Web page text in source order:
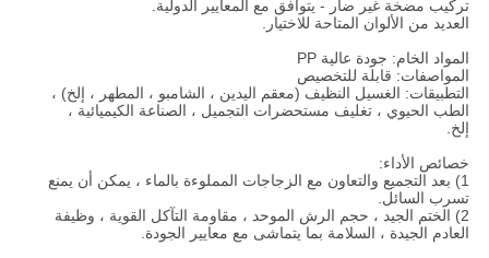
تركيب مضخة غير ضار - يتوافق مع المعايير الدولية.
العديد من الألوان المتاحة للاختيار.
المواد الخام: جودة عالية PP
المواصفات: قابلة للتخصيص
التطبيقات: الغسيل النظيف (معقم اليدين ، الشامبو ، المطهر ، إلخ) ،
الطب الحيوي ، تغليف مستحضرات التجميل ، الصناعة الكيميائية ،
إلخ.
خصائص الأداء:
1) بعد التجميع والتعاون مع الزجاجات المملوءة بالماء ، يمكن أن يمنع
تسرب السائل.
2) الختم الجيد ، حجم الرش الموحد ، مقاومة التآكل القوية ، وظيفة
العادم الجيدة ، السلامة بما يتماشى مع معايير الجودة.